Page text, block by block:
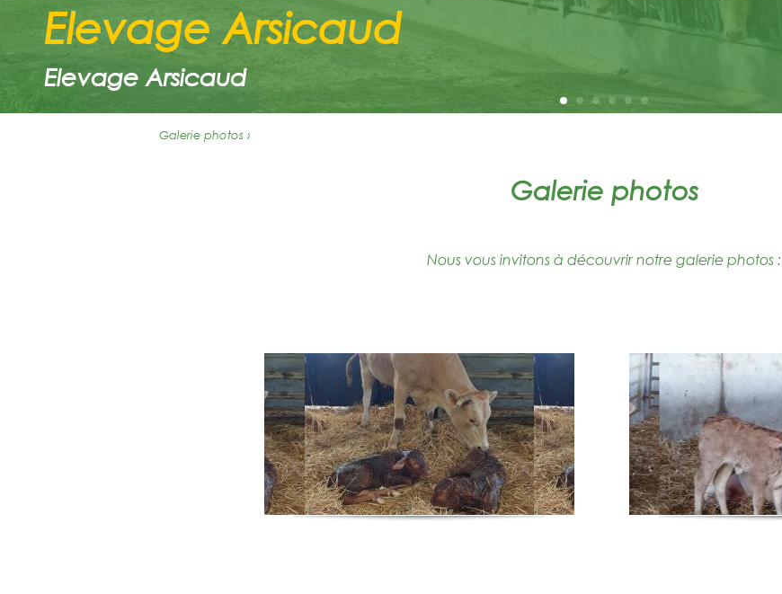
Elevage Arsicaud
Elevage Arsicaud
Galerie photos ›
Galerie photos
Nous vous invitons à découvrir notre galerie photos :